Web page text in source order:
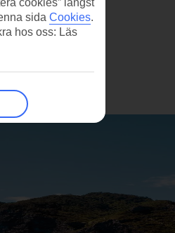
cookies” längst
sida Cookies.
hos oss: Läs